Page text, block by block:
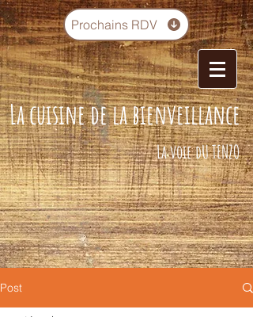
Prochains RDV
La cuisine de la bienveillance
La voie dU TENZO
Post